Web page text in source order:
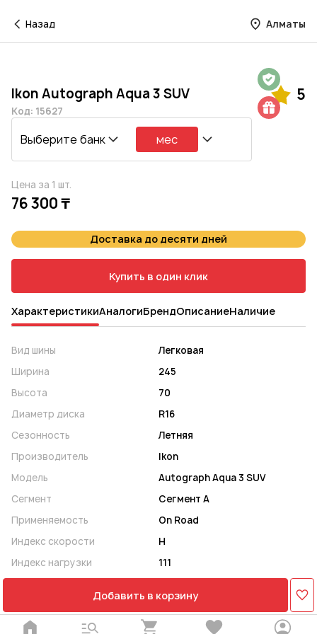
Назад Алматы
Ikon Autograph Aqua 3 SUV 5
Код: 15627
Выберите банк мес
Цена за 1 шт.
76 300 ₸
Доставка до десяти дней
Купить в один клик
ХарактеристикиАналогиБрендОписаниеНаличие
Вид шины
Легковая
Ширина
245
Высота
70
Диаметр диска
R16
Сезонность
Летняя
Производитель
Ikon
Модель
Autograph Aqua 3 SUV
Сегмент
Сегмент A
Применяемость
On Road
Индекс скорости
H
Индекс нагрузки
111
Добавить в корзину